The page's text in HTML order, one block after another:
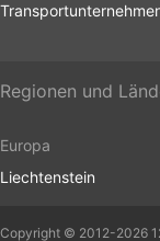
Regionen und
Europa
Liechtenstein
Copyright © 2012-2026